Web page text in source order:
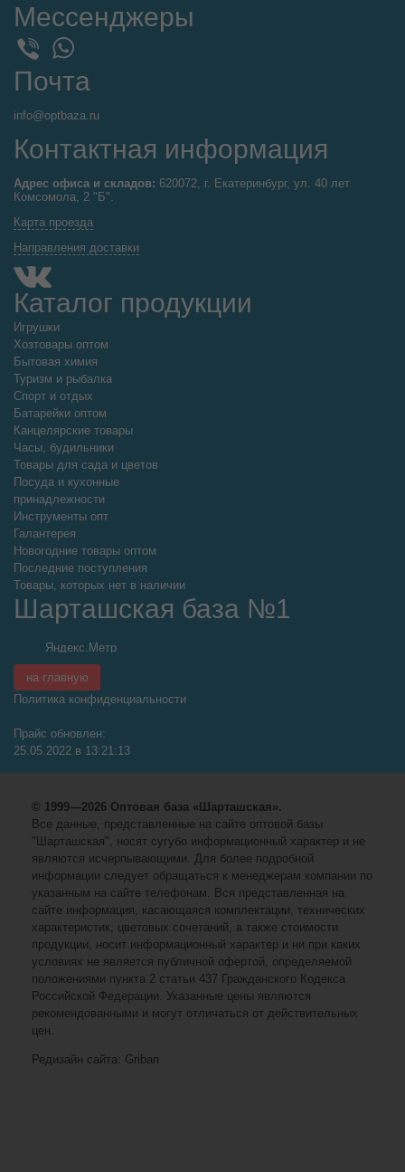
Мессенджеры
WhatsApp
Почта
info@optbaza.ru
Контактная информация
Адрес офиса и складов: 620072, г. Екатеринбург, ул. 40 лет
Комсомола, 2 "Б".
Карта проезда
Направления доставки
Каталог продукции
Игрушки
Хозтовары оптом
Бытовая химия
Туризм и рыбалка
Спорт и отдых
Батарейки оптом
Канцелярские товары
Часы, будильники
Товары для сада и цветов
Посуда и кухонные
принадлежности
Инструменты опт
Галантерея
Новогодние товары оптом
Последние поступления
Товары, которых нет в наличии
Шарташская база №1
на главную
Политика конфиденциальности
Прайс обновлен:
25.05.2022 в 13:21:13
© 1999—2026 Оптовая база «Шарташская».
Все данные, представленные на сайте оптовой базы
"Шарташская", носят сугубо информационный характер и не
являются исчерпывающими. Для более подробной
информации следует обращаться к менеджерам компании по
указанным на сайте телефонам. Вся представленная на
сайте информация, касающаяся комплектации, технических
характеристик, цветовых сочетаний, а также стоимости
продукции, носит информационный характер и ни при каких
условиях не является публичной офертой, определяемой
положениями пункта 2 статьи 437 Гражданского Кодекса
Российской Федерации. Указанные цены являются
рекомендованными и могут отличаться от действительных
цен.
Редизайн сайта: Griban